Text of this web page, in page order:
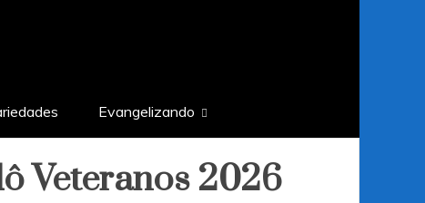
Evangelizando
Veteranos 2026